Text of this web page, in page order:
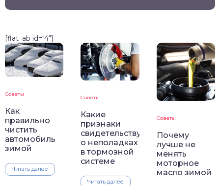
[flat_ab id="4"]
Советы
Как
правильно
чистить
автомобиль
зимой
Читать далее
Советы
Какие
признаки
свидетельствуют
о неполадках
в тормозной
системе
Читать далее
Советы
Почему
лучше не
менять
моторное
масло зимой